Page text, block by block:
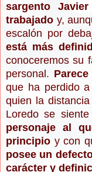
sargento
trabajado y,
escalón por
está más
conoceremos su
personal.
que ha perdido
quien la
Loredo se
personaje al
principio y con
posee un
carácter y